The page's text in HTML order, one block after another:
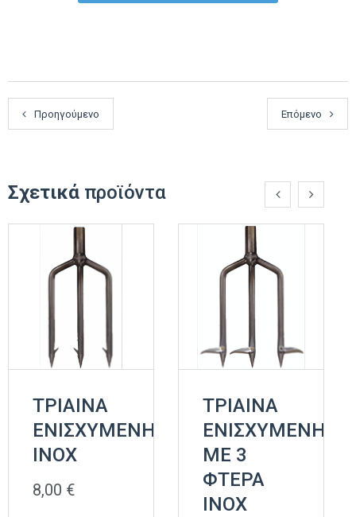
Προηγούμενο Επόμενο
Σχετικά προϊόντα
ΤΡΙΑΙΝΑ
ΕΝΙΣΧΥΜΕΝΗ
INOX
8,00 €
ΤΡΙΑΙΝΑ
ΕΝΙΣΧΥΜΕΝΗ
ΜΕ 3
ΦΤΕΡΑ
INOX